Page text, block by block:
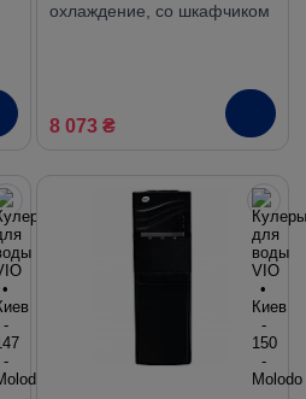
охлаждение, со шкафчиком
8 073 ₴